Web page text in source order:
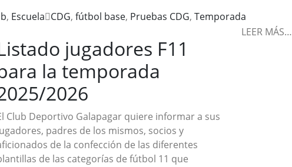
, Escuela CDG, fútbol base, Pruebas CDG, Temporada
LEER MÁS…
jugadores F11
la temporada
2026
Club Deportivo Galapagar quiere informar a sus
padres de los mismos, socios y
de la confección de las diferentes
de las categorías de fútbol 11 que